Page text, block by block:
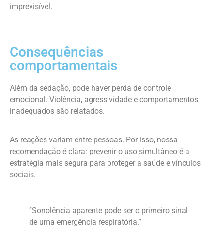
imprevisível.
Consequências
comportamentais
Além da sedação, pode haver perda de controle
emocional. Violência, agressividade e comportamentos
inadequados são relatados.
As reações variam entre pessoas. Por isso, nossa
recomendação é clara: prevenir o uso simultâneo é a
estratégia mais segura para proteger a saúde e vínculos
sociais.
“Sonolência aparente pode ser o primeiro sinal
de uma emergência respiratória.”